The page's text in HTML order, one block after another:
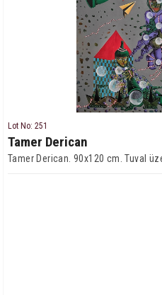
Lot No: 251
Tamer Derican
Tamer Derican. 90x120 cm. Tuval